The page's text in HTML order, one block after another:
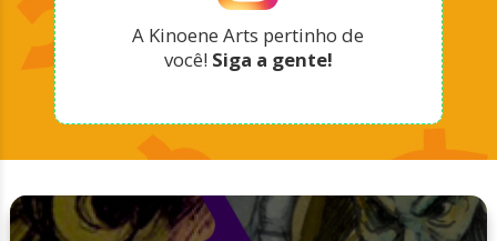
A Kinoene Arts pertinho de
você! Siga a gente!